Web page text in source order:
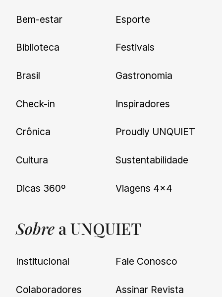
nossas novidades.
Bem-estar
Biblioteca
Brasil
Check-in
Crônica
Cultura
Dicas 360º
Esporte
Festivais
Gastronomia
Inspiradores
Proudly UNQUIET
Sustentabilidade
Viagens 4×4
Sobre a UNQUIET
Institucional
Colaboradores
Fale Conosco
Assinar Revista